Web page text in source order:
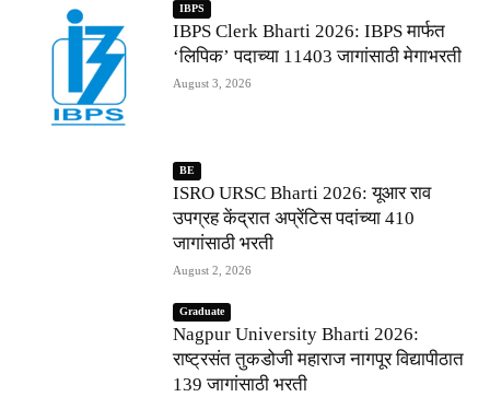
IBPS
IBPS Clerk Bharti 2026: IBPS मार्फत
‘लिपिक’ पदाच्या 11403 जागांसाठी मेगाभरती
August 3, 2026
BE
ISRO URSC Bharti 2026: यूआर राव
उपग्रह केंद्रात अप्रेंटिस पदांच्या 410
जागांसाठी भरती
August 2, 2026
Graduate
Nagpur University Bharti 2026:
राष्ट्रसंत तुकडोजी महाराज नागपूर विद्यापीठात
139 जागांसाठी भरती